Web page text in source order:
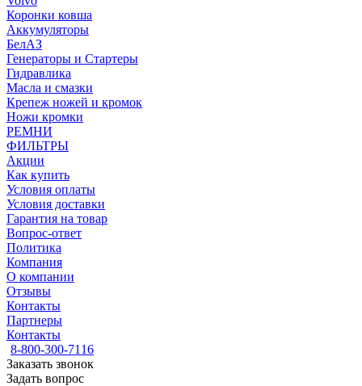
Коронки ковша
Аккумуляторы
БелАЗ
Генераторы и Стартеры
Гидравлика
Масла и смазки
Крепеж ножей и кромок
Ножи кромки
РЕМНИ
ФИЛЬТРЫ
Акции
Как купить
Условия оплаты
Условия доставки
Гарантия на товар
Вопрос-ответ
Политика
Компания
О компании
Отзывы
Контакты
Партнеры
Контакты
8-800-300-7116
Заказать звонок
Задать вопрос